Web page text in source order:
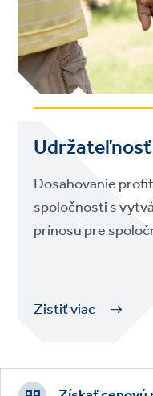
Udržateľnosť
Dosahovanie
spoločnosti s
prínosu pre
Zistiť viac
Footer